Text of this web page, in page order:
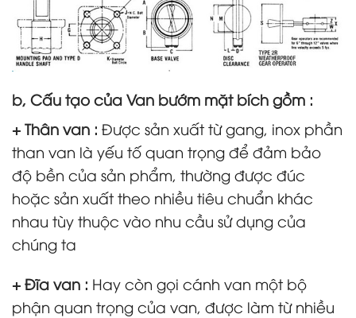
b, Cấu tạo của Van bướm mặt bích gồm :
+ Thân van : Được sản xuất từ gang, inox phần
than van là yếu tố quan trọng để đảm bảo
độ bền của sản phẩm, thường được đúc
hoặc sản xuất theo nhiều tiêu chuẩn khác
nhau tùy thuộc vào nhu cầu sử dụng của
chúng ta
+ Đĩa van : Hay còn gọi cánh van một bộ
phận quan trọng của van, được làm từ nhiều